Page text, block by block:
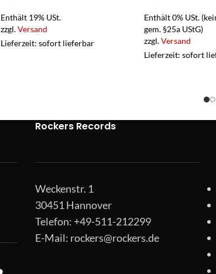
Enthält 19% USt.
zzgl.Versand
Lieferzeit: sofort lieferbar
Enthält 0% USt.
gem. §25a UStG)
zzgl.Versand
Lieferzeit: sofort
Rockers Records
Weckenstr. 1
30451 Hannover
Telefon: +49-511-212299
E-Mail: rockers@rockers.de